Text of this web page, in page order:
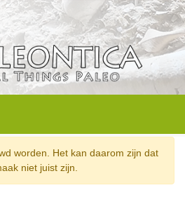
worden. Het kan daarom zijn dat
niet juist zijn.